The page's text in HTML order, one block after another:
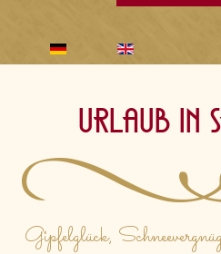
Urlaub in
Gipfelglück,